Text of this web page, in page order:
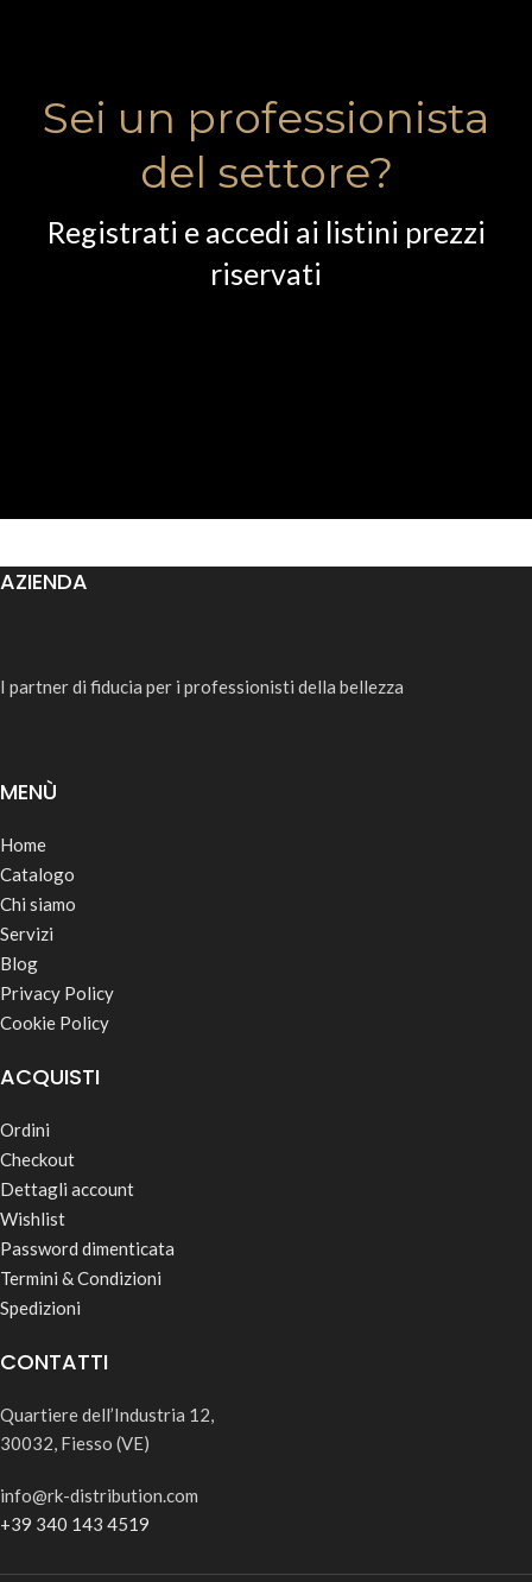
Sei un professionista
del settore?
Registrati e accedi ai listini prezzi
riservati
AZIENDA
I partner di fiducia per i professionisti della bellezza
MENÙ
Home
Catalogo
Chi siamo
Servizi
Blog
Privacy Policy
Cookie Policy
ACQUISTI
Ordini
Checkout
Dettagli account
Wishlist
Password dimenticata
Termini & Condizioni
Spedizioni
CONTATTI
Quartiere dell’Industria 12,
30032, Fiesso (VE)
info@rk-distribution.com
+39 340 143 4519